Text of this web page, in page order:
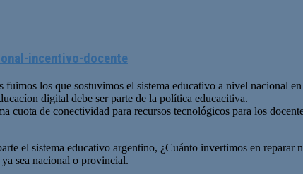
incentivo-docente
los que sostuvimos el sistema educativo a nivel nacional
digital debe ser parte de la política educacitiva.
de conectividad para recursos tecnológicos para los
el sistema educativo argentino, ¿Cuánto invertimos en reparar
sea nacional o provincial.